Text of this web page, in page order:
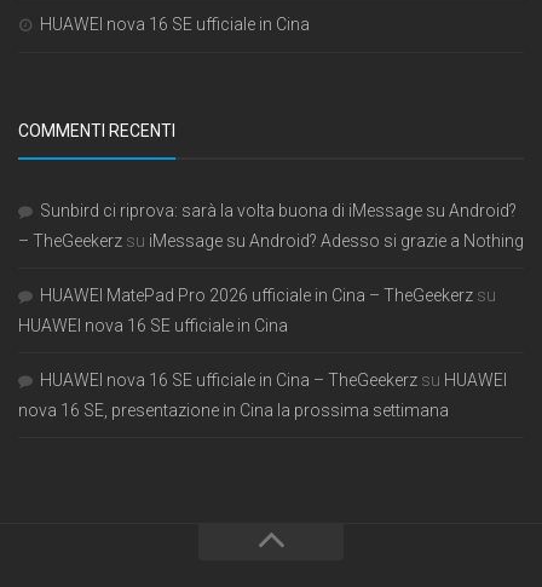
HUAWEI nova 16 SE ufficiale in Cina
COMMENTI RECENTI
Sunbird ci riprova: sarà la volta buona di iMessage su Android?
– TheGeekerz su iMessage su Android? Adesso si grazie a Nothing
HUAWEI MatePad Pro 2026 ufficiale in Cina – TheGeekerz su
HUAWEI nova 16 SE ufficiale in Cina
HUAWEI nova 16 SE ufficiale in Cina – TheGeekerz su HUAWEI
nova 16 SE, presentazione in Cina la prossima settimana